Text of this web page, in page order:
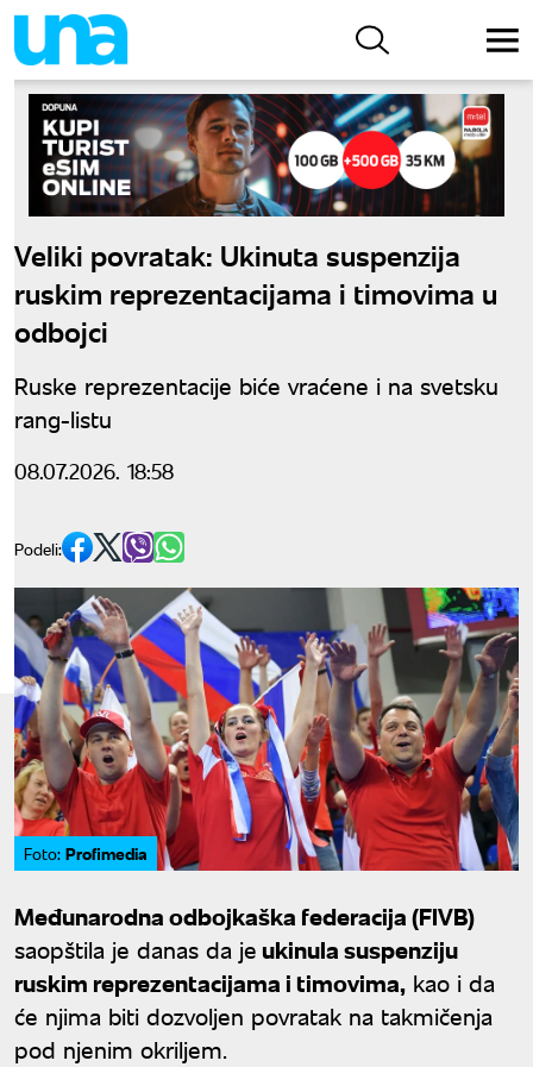
Veliki povratak: Ukinuta suspenzija
ruskim reprezentacijama i timovima u
odbojci
Ruske reprezentacije biće vraćene i na svetsku
rang-listu
08.07.2026. 18:58
Podeli:
Foto: Profimedia
Međunarodna odbojkaška federacija (FIVB)
saopštila je danas da je ukinula suspenziju
ruskim reprezentacijama i timovima, kao i da
će njima biti dozvoljen povratak na takmičenja
pod njenim okriljem.